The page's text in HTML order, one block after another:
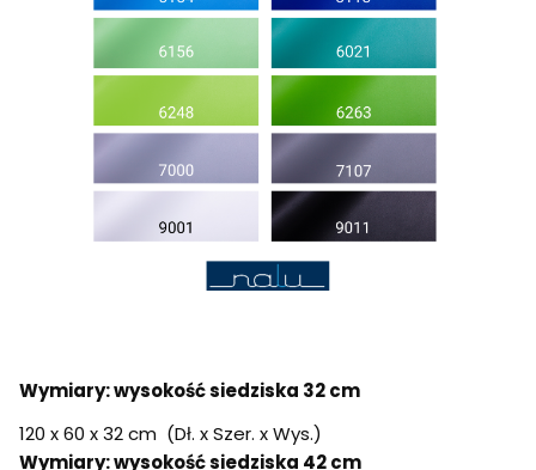
Wymiary: wysokość siedziska 32 cm
120 x 60 x 32 cm (Dł. x Szer. x Wys.)
Wymiary: wysokość siedziska 42 cm